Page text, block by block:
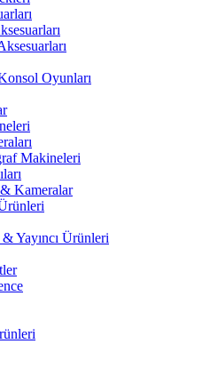
Oyunları
Makineleri
Kameralar
Yayıncı Ürünleri